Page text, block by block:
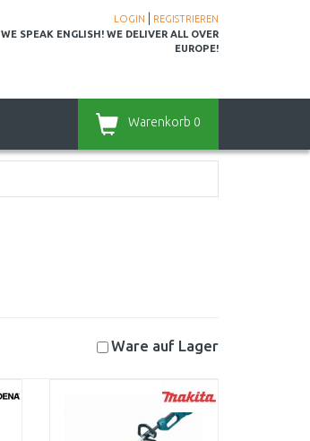
LOGIN
REGISTRIEREN
WE SPEAK ENGLISH! WE DELIVER ALL OVER
EUROPE!
Warenkorb 0
Ware auf Lager